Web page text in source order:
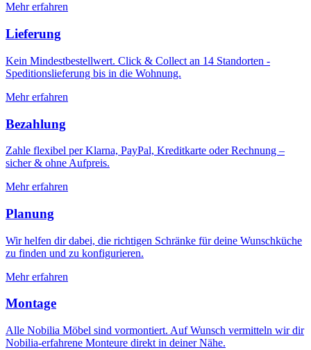
Mehr erfahren
Lieferung
Kein Mindestbestellwert. Click & Collect an 14 Standorten -
Speditionslieferung bis in die Wohnung.
Mehr erfahren
Bezahlung
Zahle flexibel per Klarna, PayPal, Kreditkarte oder Rechnung –
sicher & ohne Aufpreis.
Mehr erfahren
Planung
Wir helfen dir dabei, die richtigen Schränke für deine Wunschküche
zu finden und zu konfigurieren.
Mehr erfahren
Montage
Alle Nobilia Möbel sind vormontiert. Auf Wunsch vermitteln wir dir
Nobilia-erfahrene Monteure direkt in deiner Nähe.